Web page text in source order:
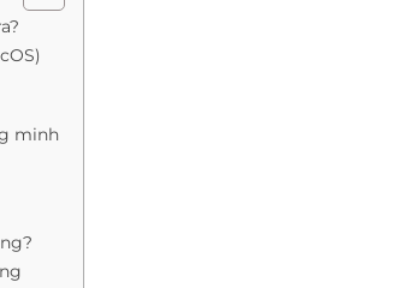
minh